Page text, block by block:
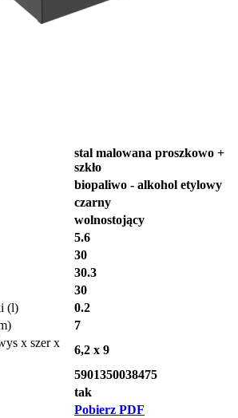
stal malowana proszkowo +
szkło
biopaliwo - alkohol etylowy
czarny
wolnostojący
5.6
30
30.3
30
(l)
0.2
7
x szer x
6,2 x 9
5901350038475
tak
Pobierz PDF